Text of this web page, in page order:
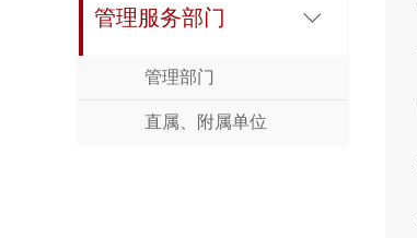
管理服务部门
管理部门
直属、附属单位